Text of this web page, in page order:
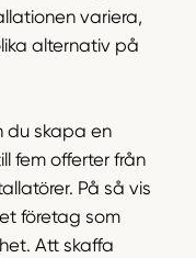
variera,
alternativ på
du skapa en
fem offerter från
På så vis
företag som
Att skaffa